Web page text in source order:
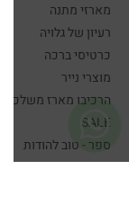
מארזי מתנה
רעיון של גלויה
כרטיסי ברכה
מוצרי נייר
הרכיבו מארז משלכם
SALE
ספר - טוב להודות